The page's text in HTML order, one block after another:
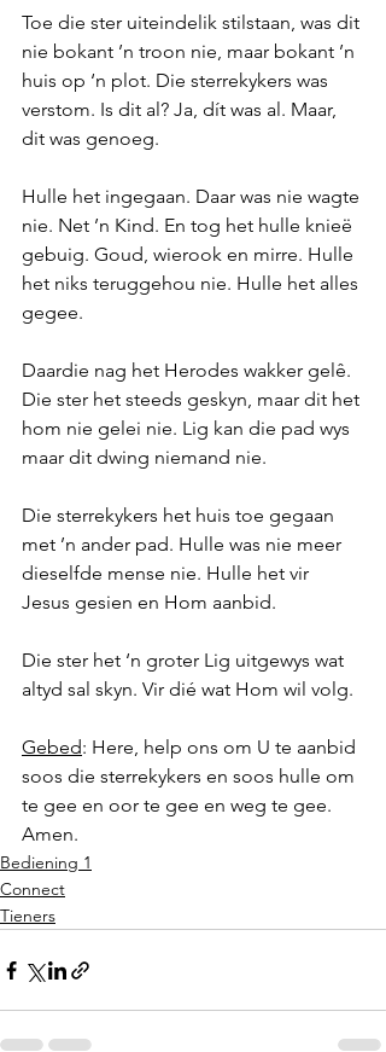
Toe die ster uiteindelik stilstaan, was dit
nie bokant ’n troon nie, maar bokant ’n
huis op ‘n plot. Die sterrekykers was
verstom. Is dit al? Ja, dít was al. Maar,
dit was genoeg.
Hulle het ingegaan. Daar was nie wagte
nie. Net ’n Kind. En tog het hulle knieë
gebuig. Goud, wierook en mirre. Hulle
het niks teruggehou nie. Hulle het alles
gegee.
Daardie nag het Herodes wakker gelê.
Die ster het steeds geskyn, maar dit het
hom nie gelei nie. Lig kan die pad wys
maar dit dwing niemand nie.
Die sterrekykers het huis toe gegaan
met ’n ander pad. Hulle was nie meer
dieselfde mense nie. Hulle het vir
Jesus gesien en Hom aanbid.
Die ster het ‘n groter Lig uitgewys wat
altyd sal skyn. Vir dié wat Hom wil volg.
Gebed: Here, help ons om U te aanbid
soos die sterrekykers en soos hulle om
te gee en oor te gee en weg te gee.
Amen.
Bediening 1
Connect
Tieners